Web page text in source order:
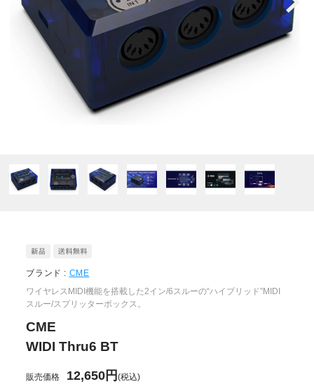
ブランド : CME
ワイヤレスMIDI機能を搭載した2イン/6スルーの“ハイブリッド”MIDI
スルー/スプリッターボックス。
CME
WIDI Thru6 BT
販売価格 12,650円(税込)